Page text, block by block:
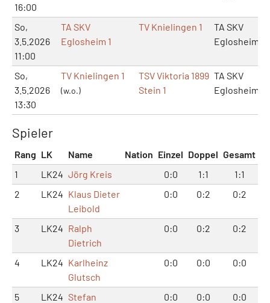
16:00
So,
3.5.2026
11:00
TA SKV
Eglosheim 1
TV Knielingen 1
TA SKV
Eglosheim
So,
3.5.2026
13:30
TV Knielingen 1
(w.o.)
TSV Viktoria 1899
Stein 1
TA SKV
Eglosheim
Spieler
Rang LK Name Nation Einzel Doppel Gesamt
1
LK24 Jörg Kreis 0:0 1:1
1:1
2
LK24 Klaus Dieter
Leibold
0:0 0:2 0:2
3 LK24 Ralph
Dietrich
0:0 0:2 0:2
4 LK24 Karlheinz
Glutsch
0:0 0:0 0:0
5 LK24 Stefan
0:0 0:0 0:0